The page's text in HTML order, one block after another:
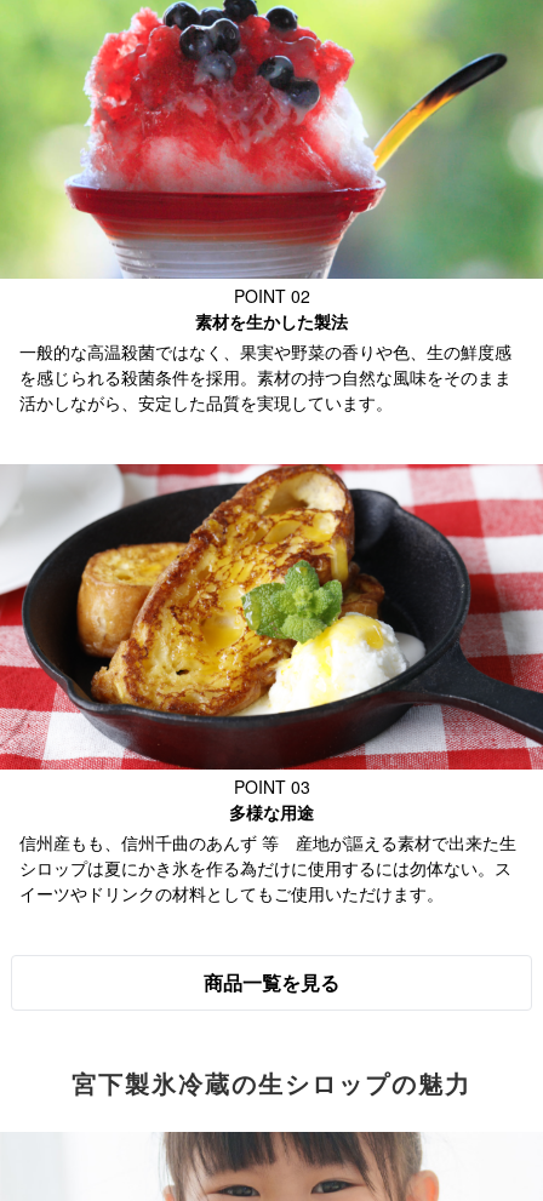
POINT 02
素材を生かした製法
一般的な高温殺菌ではなく、果実や野菜の香りや色、生の鮮度感
を感じられる殺菌条件を採用。素材の持つ自然な風味をそのまま
活かしながら、安定した品質を実現しています。
POINT 03
多様な用途
信州産もも、信州千曲のあんず 等 産地が謳える素材で出来た生
シロップは夏にかき氷を作る為だけに使用するには勿体ない。ス
イーツやドリンクの材料としてもご使用いただけます。
商品一覧を見る
宮下製氷冷蔵の生シロップの魅力